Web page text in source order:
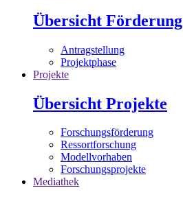
Übersicht Förderung
Antragstellung
Projektphase
Projekte
Übersicht Projekte
Forschungsförderung
Ressortforschung
Modellvorhaben
Forschungsprojekte
Mediathek